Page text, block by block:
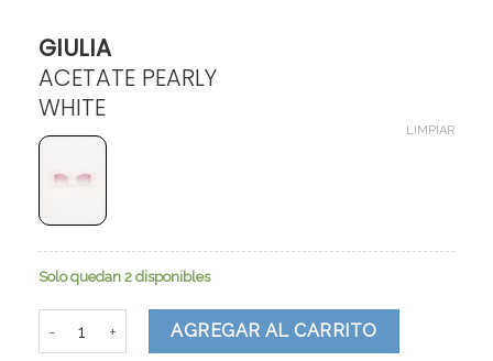
GIULIA
ACETATE PEARLY
WHITE
LIMPIAR
Solo quedan 2 disponibles
AGREGAR AL CARRITO